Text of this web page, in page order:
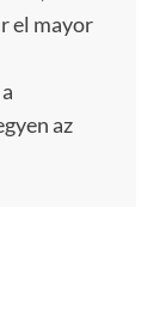
el mayor
az